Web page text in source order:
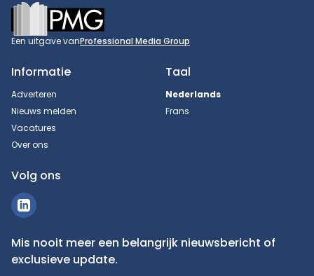
Footer
Een uitgave vanProfessional Media Group
Informatie
Adverteren
Nieuws melden
Vacatures
Over ons
Taal
Nederlands
Frans
Volg ons
Mis nooit meer een belangrijk nieuwsbericht of
exclusieve update.